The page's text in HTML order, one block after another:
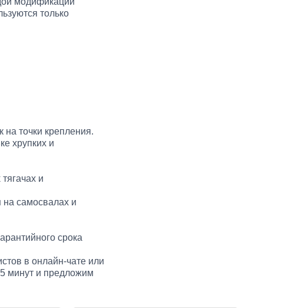
только
на точки крепления.
хрупких и
и
самосвалах и
срока
в онлайн-чате или
минут и предложим